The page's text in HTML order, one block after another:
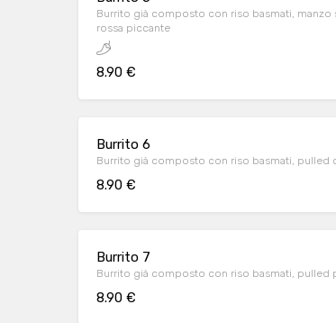
Burrito già composto con riso basmati, manzo
rossa piccante
8.90 €
Burrito 6
Burrito già composto con riso basmati, pulled
8.90 €
Burrito 7
Burrito già composto con riso basmati, pulled
8.90 €